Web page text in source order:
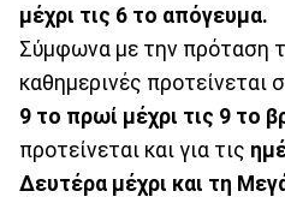
μέχρι τις 6 το απόγευμα.
Σύμφωνα με την πρόταση
καθημερινές προτείνεται
9 το πρωί μέχρι τις 9 το
προτείνεται και για τις
Δευτέρα μέχρι και τη